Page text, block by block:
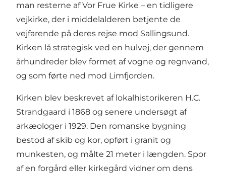
man resterne af Vor Frue Kirke – en tidligere
vejkirke, der i middelalderen betjente de
vejfarende på deres rejse mod Sallingsund.
Kirken lå strategisk ved en hulvej, der gennem
århundreder blev formet af vogne og regnvand,
og som førte ned mod Limfjorden.
Kirken blev beskrevet af lokalhistorikeren H.C.
Strandgaard i 1868 og senere undersøgt af
arkæologer i 1929. Den romanske bygning
bestod af skib og kor, opført i granit og
munkesten, og målte 21 meter i længden. Spor
af en forgård eller kirkegård vidner om dens